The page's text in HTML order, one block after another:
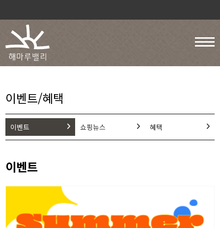
이벤트/혜택
이벤트 쇼핑뉴스 혜택
이벤트